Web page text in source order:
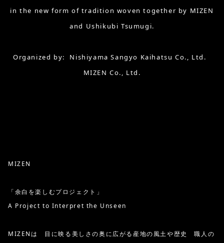
in the new form of tradition woven together by MIZEN
and Ushikubi Tsumugi.
Organized by: Nishiyama Sangyo Kaihatsu Co., Ltd.
MIZEN Co., Ltd.
MIZEN
「余白を楽しむプロジェクト」
A Project to Interpret the Unseen
MIZENは 目に映る美しさの奥に広がる産地の風土や歴史 職人の